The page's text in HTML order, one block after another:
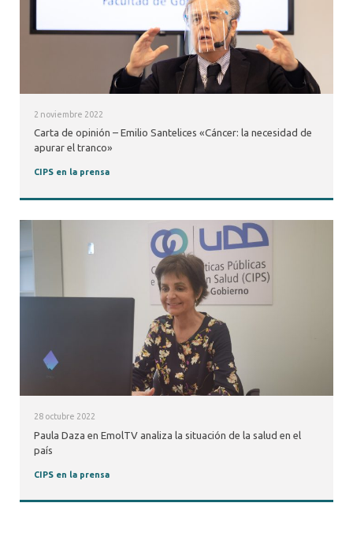
2 noviembre 2022
Carta de opinión – Emilio Santelices «Cáncer: la necesidad de
apurar el tranco»
CIPS en la prensa
28 octubre 2022
Paula Daza en EmolTV analiza la situación de la salud en el
país
CIPS en la prensa